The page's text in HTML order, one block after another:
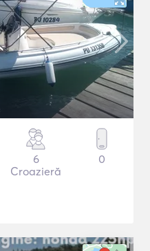
6
Croazieră
0